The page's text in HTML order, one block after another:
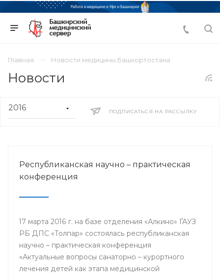
Главная Новости медицины Башкортостана
Новости
ПОДПИСАТЬСЯ НА РАССЫЛКУ
Республиканская научно – практическая
конференция
17 марта 2016 г. на базе отделения «Алкино» ГАУЗ
РБ ДПС «Толпар» состоялась республиканская
научно – практическая конференция
«Актуальные вопросы санаторно – курортного
лечения детей как этапа медицинской